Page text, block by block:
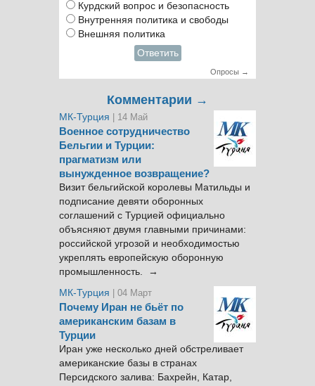
Курдский вопрос и безопасность
Внутренняя политика и свободы
Внешняя политика
Ответить
Опросы →
Комментарии →
МК-Турция | 14 Май
Военное сотрудничество
Бельгии и Турции:
прагматизм или
вынужденное возвращение?
Визит бельгийской королевы Матильды и
подписание девяти оборонных
соглашений с Турцией официально
объясняют двумя главными причинами:
российской угрозой и необходимостью
укреплять европейскую оборонную
промышленность. →
МК-Турция
| 04 Март
Почему Иран не бьёт по
американским базам в
Турции
Иран уже несколько дней обстреливает
американские базы в странах
Персидского залива: Бахрейн, Катар,